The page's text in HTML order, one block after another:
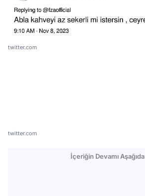
twitter.com
twitter.com
İçeriğin Devamı Aşağıda